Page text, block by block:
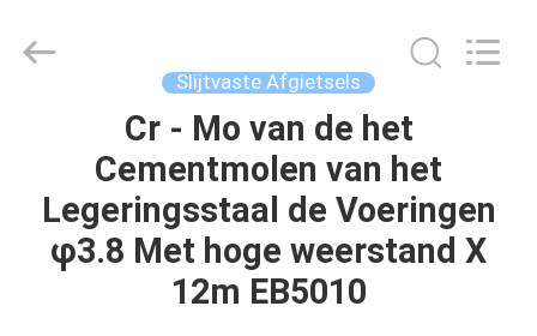
PRODUCTEN
VIDEOS
Casting
Slijtvaste Afgietsels
Cr - Mo van de het
Cementmolen van het
Legeringsstaal de Voeringen
φ3.8 Met hoge weerstand X
12m EB5010